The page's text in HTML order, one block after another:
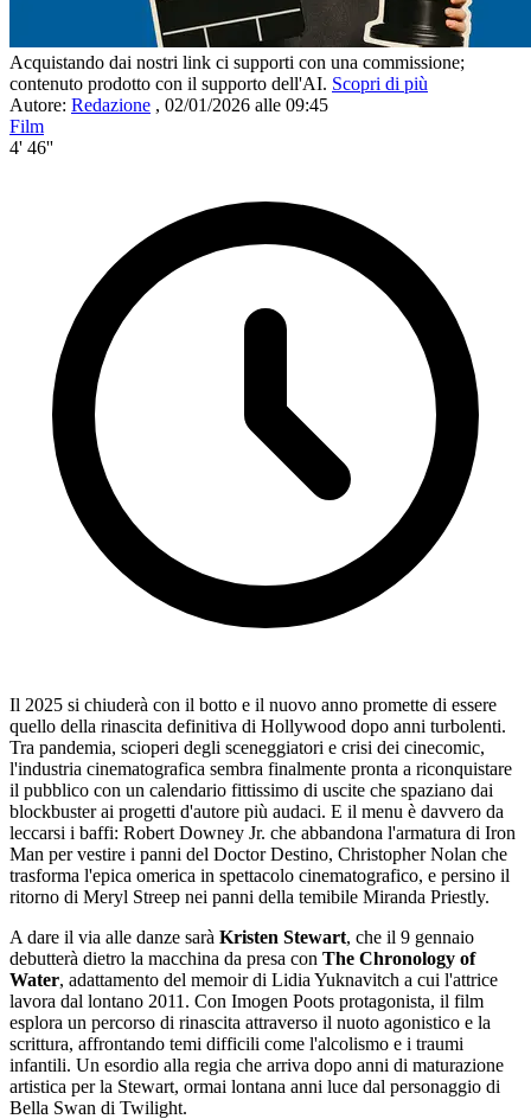
Acquistando dai nostri link ci supporti con una commissione;
contenuto prodotto con il supporto dell'AI. Scopri di più
Autore: Redazione , 02/01/2026 alle 09:45
Film
4' 46''
Il 2025 si chiuderà con il botto e il nuovo anno promette di essere
quello della rinascita definitiva di Hollywood dopo anni turbolenti.
Tra pandemia, scioperi degli sceneggiatori e crisi dei cinecomic,
l'industria cinematografica sembra finalmente pronta a riconquistare
il pubblico con un calendario fittissimo di uscite che spaziano dai
blockbuster ai progetti d'autore più audaci. E il menu è davvero da
leccarsi i baffi: Robert Downey Jr. che abbandona l'armatura di Iron
Man per vestire i panni del Doctor Destino, Christopher Nolan che
trasforma l'epica omerica in spettacolo cinematografico, e persino il
ritorno di Meryl Streep nei panni della temibile Miranda Priestly.
A dare il via alle danze sarà Kristen Stewart, che il 9 gennaio
debutterà dietro la macchina da presa con The Chronology of
Water, adattamento del memoir di Lidia Yuknavitch a cui l'attrice
lavora dal lontano 2011. Con Imogen Poots protagonista, il film
esplora un percorso di rinascita attraverso il nuoto agonistico e la
scrittura, affrontando temi difficili come l'alcolismo e i traumi
infantili. Un esordio alla regia che arriva dopo anni di maturazione
artistica per la Stewart, ormai lontana anni luce dal personaggio di
Bella Swan di Twilight.